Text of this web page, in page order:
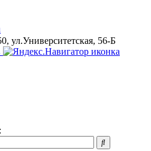
ул.Университетская, 56-Б